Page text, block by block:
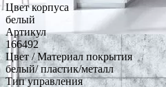
Цвет корпуса
белый
Артикул
166492
Цвет / Материал покрытия
белый/ пластик/металл
Тип управления